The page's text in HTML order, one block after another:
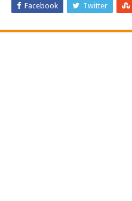
Facebook Twitter